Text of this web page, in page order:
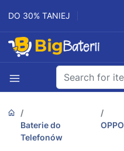
DO 30% TANIEJ
Baterie do
Telefonów
OPPO